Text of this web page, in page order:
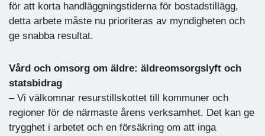
för att korta handläggningstiderna för bostadstillägg,
detta arbete måste nu prioriteras av myndigheten och
ge snabba resultat.
Vård och omsorg om äldre: äldreomsorgslyft och
statsbidrag
– Vi välkomnar resurstillskottet till kommuner och
regioner för de närmaste årens verksamhet. Det kan ge
trygghet i arbetet och en försäkring om att inga